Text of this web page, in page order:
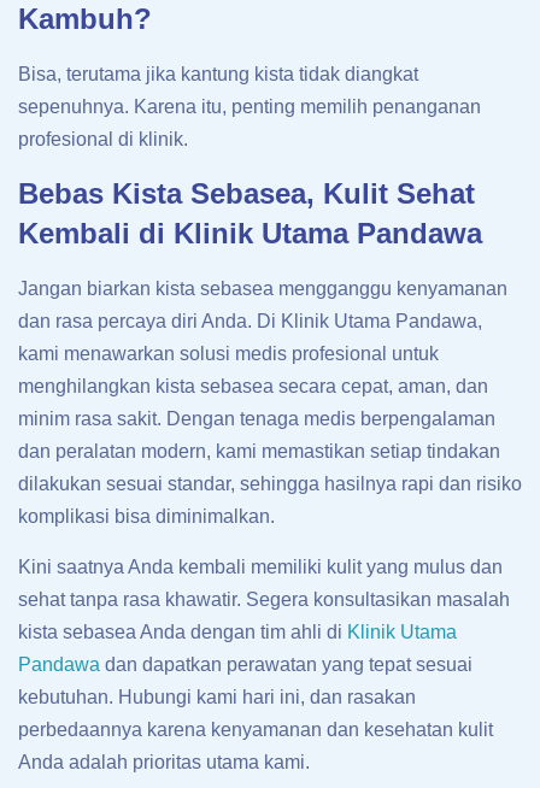
Kambuh?
Bisa, terutama jika kantung kista tidak diangkat
sepenuhnya. Karena itu, penting memilih penanganan
profesional di klinik.
Bebas Kista Sebasea, Kulit Sehat
Kembali di Klinik Utama Pandawa
Jangan biarkan kista sebasea mengganggu kenyamanan
dan rasa percaya diri Anda. Di Klinik Utama Pandawa,
kami menawarkan solusi medis profesional untuk
menghilangkan kista sebasea secara cepat, aman, dan
minim rasa sakit. Dengan tenaga medis berpengalaman
dan peralatan modern, kami memastikan setiap tindakan
dilakukan sesuai standar, sehingga hasilnya rapi dan risiko
komplikasi bisa diminimalkan.
Kini saatnya Anda kembali memiliki kulit yang mulus dan
sehat tanpa rasa khawatir. Segera konsultasikan masalah
kista sebasea Anda dengan tim ahli di Klinik Utama
Pandawa dan dapatkan perawatan yang tepat sesuai
kebutuhan. Hubungi kami hari ini, dan rasakan
perbedaannya karena kenyamanan dan kesehatan kulit
Anda adalah prioritas utama kami.